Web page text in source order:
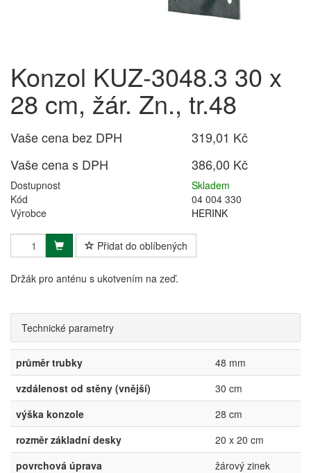
Konzol KUZ-3048.3 30 x
28 cm, žár. Zn., tr.48
Vaše cena bez DPH
319,01 Kč
Vaše cena s DPH
386,00 Kč
Dostupnost
Skladem
Kód
04 004 330
Výrobce
HERINK
Přidat do oblíbených
Držák pro anténu s ukotvením na zeď.
Technické parametry
průměr trubky
48 mm
vzdálenost od stěny (vnější)
30 cm
výška konzole
28 cm
rozměr základní desky
20 x 20 cm
povrchová úprava
žárový zinek